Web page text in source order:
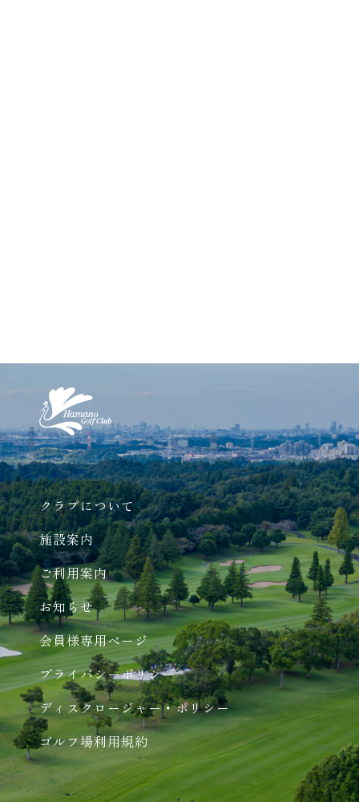
クラブについて
施設案内
ご利用案内
お知らせ
会員様専用ページ
プライバシーポリシー
ディスクロージャー・ポリシー
ゴルフ場利用規約